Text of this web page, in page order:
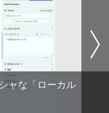
ャな「ローカル